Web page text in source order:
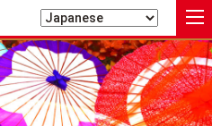
シェアリングジャパン